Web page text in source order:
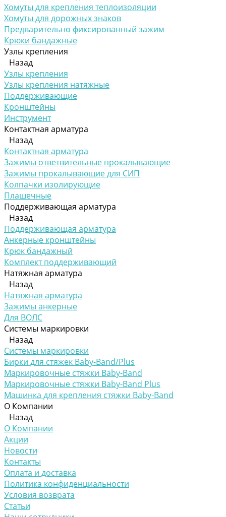
Хомуты для крепления теплоизоляции
Хомуты для дорожных знаков
Предварительно фиксированный зажим
Крюки бандажные
Узлы крепления
Назад
Узлы крепления
Узлы крепления натяжные
Поддерживающие
Кронштейны
Инструмент
Контактная арматура
Назад
Контактная арматура
Зажимы ответвительные прокалывающие
Зажимы прокалывающие для СИП
Колпачки изолирующие
Плашечные
Поддерживающая арматура
Назад
Поддерживающая арматура
Анкерные кронштейны
Крюк бандажный
Комплект поддерживающий
Натяжная арматура
Назад
Натяжная арматура
Зажимы анкерные
Для ВОЛС
Системы маркировки
Назад
Системы маркировки
Бирки для стяжек Baby-Band/Plus
Маркировочные стяжки Baby-Band
Маркировочные стяжки Baby-Band Plus
Машинка для крепления стяжки Baby-Band
О Компании
Назад
О Компании
Акции
Новости
Контакты
Оплата и доставка
Политика конфиденциальности
Условия возврата
Статьи